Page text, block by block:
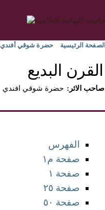
الصفحة الرئيسية حضرة شوقي أفندي
القرن البديع
حضرة شوقي افندي
:صاحب الاثر
الفهرس
صفحة م١
صفحة ١
صفحة ٢٥
صفحة ٥٠